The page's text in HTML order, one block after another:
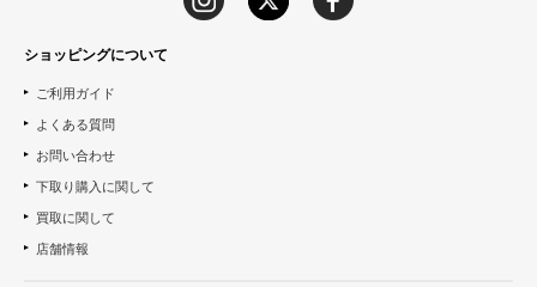
ショッピングについて
ご利用ガイド
よくある質問
お問い合わせ
下取り購入に関して
買取に関して
店舗情報